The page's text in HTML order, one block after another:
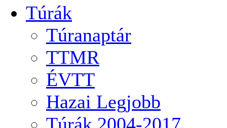
Túrák
Túranaptár
TTMR
ÉVTT
Hazai Legjobb